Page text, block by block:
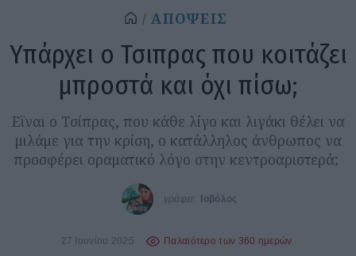
ΑΠΟΨΕΙΣ
Υπάρχει ο Τσιπρας που κοιτάζει
μπροστά και όχι πίσω;
Εϊναι ο Τσίπρας, που κάθε λίγο και λιγάκι θέλει να
μιλάμε για την κρίση, ο κατάλληλος άνθρωπος να
προσφέρει οραματικό λόγο στην κεντροαριστερά;
γράφει: Ιοβόλος
27 Ιουνίου 2025 Παλαιότερο των 360 ημερών